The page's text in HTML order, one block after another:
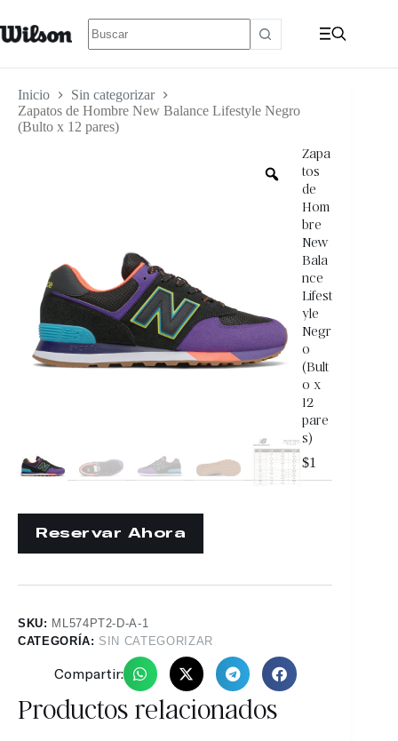
Inicio
Sin categorizar
Zapatos de Hombre New Balance Lifestyle Negro
(Bulto x 12 pares)
Zapa
tos
de
Hom
bre
New
Bala
nce
Lifest
yle
Negr
o
(Bult
o x
12
pare
s)
$1
SKU: ML574PT2-D-A-1
CATEGORÍA: SIN CATEGORIZAR
Compartir:
Productos relacionados